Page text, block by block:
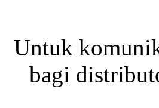
Untuk
bagi